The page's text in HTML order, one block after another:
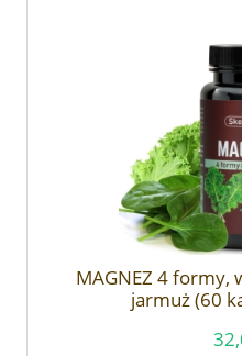
MAGNEZ 4 formy,
jarmuż (60